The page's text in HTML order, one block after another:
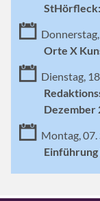
Orte X
Dienstag,
Dezember
Montag,
Einführung